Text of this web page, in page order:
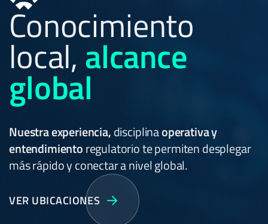
Conocimiento
local,alcance
global
Nuestra experiencia,disciplinaoperativa y
entendimientoregulatorio te permiten desplegar
más rápido y conectar a nivel global.
VER UBICACIONES